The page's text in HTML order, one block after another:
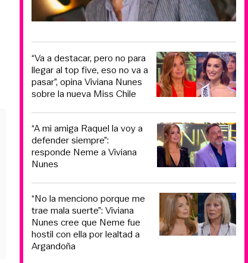
“Va a destacar, pero no para
llegar al top five, eso no va a
pasar”, opina Viviana Nunes
sobre la nueva Miss Chile
“A mi amiga Raquel la voy a
defender siempre”:
responde Neme a Viviana
Nunes
“No la menciono porque me
trae mala suerte”: Viviana
Nunes cree que Neme fue
hostil con ella por lealtad a
Argandoña